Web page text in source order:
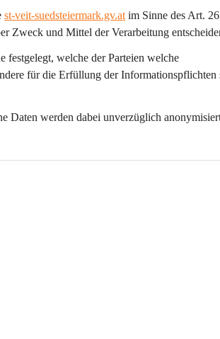
st-veit-suedsteiermark.gv.at im Sinne des Art.
Zweck und Mittel der Verarbeitung
welche der Parteien welche
für die Erfüllung der
Daten werden dabei unverzüglich